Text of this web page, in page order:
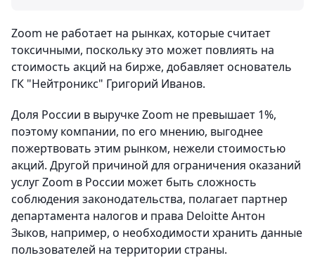
Zoom не работает на рынках, которые считает
токсичными, поскольку это может повлиять на
стоимость акций на бирже, добавляет основатель
ГК "Нейтроникс" Григорий Иванов.
Доля России в выручке Zoom не превышает 1%,
поэтому компании, по его мнению, выгоднее
пожертвовать этим рынком, нежели стоимостью
акций. Другой причиной для ограничения оказаний
услуг Zoom в России может быть сложность
соблюдения законодательства, полагает партнер
департамента налогов и права Deloitte Антон
Зыков, например, о необходимости хранить данные
пользователей на территории страны.